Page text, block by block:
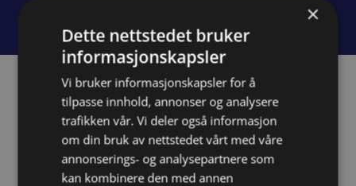
×
Dette nettstedet bruker
informasjonskapsler
Vi bruker informasjonskapsler for å
tilpasse innhold, annonser og analysere
trafikken vår. Vi deler også informasjon
om din bruk av nettstedet vårt med våre
annonserings- og analysepartnere som
kan kombinere den med annen